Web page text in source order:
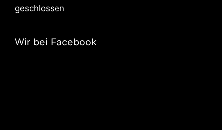
geschlossen
Wir bei Facebook